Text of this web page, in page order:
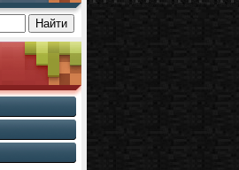
Найти